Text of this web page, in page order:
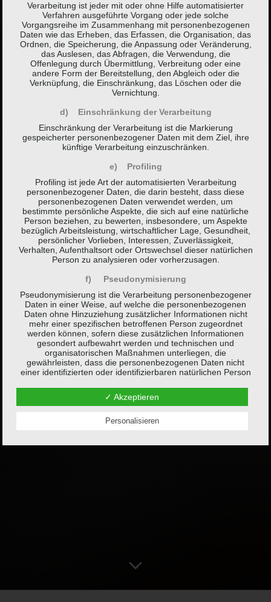
Verarbeitung ist jeder mit oder ohne Hilfe automatisierter
Verfahren ausgeführte Vorgang oder jede solche
Vorgangsreihe im Zusammenhang mit personenbezogenen
Daten wie das Erheben, das Erfassen, die Organisation, das
Ordnen, die Speicherung, die Anpassung oder Veränderung,
das Auslesen, das Abfragen, die Verwendung, die
Offenlegung durch Übermittlung, Verbreitung oder eine
andere Form der Bereitstellung, den Abgleich oder die
Verknüpfung, die Einschränkung, das Löschen oder die
Vernichtung.
d) Einschränkung der Verarbeitung
Einschränkung der Verarbeitung ist die Markierung
gespeicherter personenbezogener Daten mit dem Ziel, ihre
künftige Verarbeitung einzuschränken.
e) Profiling
Profiling ist jede Art der automatisierten Verarbeitung
personenbezogener Daten, die darin besteht, dass diese
personenbezogenen Daten verwendet werden, um
bestimmte persönliche Aspekte, die sich auf eine natürliche
Person beziehen, zu bewerten, insbesondere, um Aspekte
bezüglich Arbeitsleistung, wirtschaftlicher Lage, Gesundheit,
persönlicher Vorlieben, Interessen, Zuverlässigkeit,
Verhalten, Aufenthaltsort oder Ortswechsel dieser natürlichen
Person zu analysieren oder vorherzusagen.
f) Pseudonymisierung
Pseudonymisierung ist die Verarbeitung personenbezogener
Daten in einer Weise, auf welche die personenbezogenen
Daten ohne Hinzuziehung zusätzlicher Informationen nicht
mehr einer spezifischen betroffenen Person zugeordnet
werden können, sofern diese zusätzlichen Informationen
gesondert aufbewahrt werden und technischen und
organisatorischen Maßnahmen unterliegen, die
gewährleisten, dass die personenbezogenen Daten nicht
einer identifizierten oder identifizierbaren natürlichen Person
g) Verantwortlicher oder für die Verarbeitung
Verantwortlicher oder für die Verarbeitung Verantwortlicher ist
oder andere Stelle, die allein oder gemeinsam mit anderen
personenbezogene Daten im Auftrag des Verantwortlichen
✓ Akzeptieren
Personalisieren